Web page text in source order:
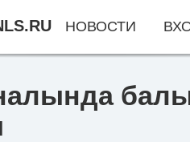
НОВОСТИ